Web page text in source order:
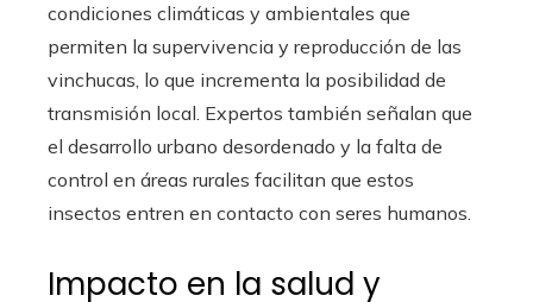
condiciones climáticas y ambientales que
permiten la supervivencia y reproducción de las
vinchucas, lo que incrementa la posibilidad de
transmisión local. Expertos también señalan que
el desarrollo urbano desordenado y la falta de
control en áreas rurales facilitan que estos
insectos entren en contacto con seres humanos.
Impacto en la salud y